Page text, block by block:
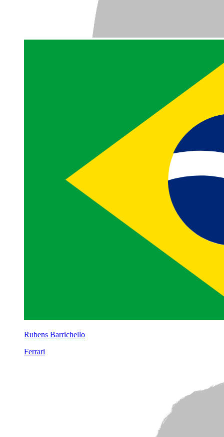
Rubens Barrichello
Ferrari